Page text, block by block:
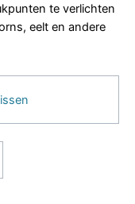
te verlichten
eelt en andere